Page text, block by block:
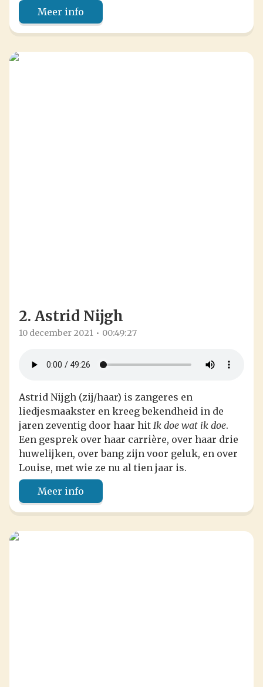
Meer info
2. Astrid Nijgh
10 december 2021 00:49:27
Astrid Nijgh (zij/haar) is zangeres en
liedjesmaakster en kreeg bekendheid in de
jaren zeventig door haar hit Ik doe wat ik doe.
Een gesprek over haar carrière, over haar drie
huwelijken, over bang zijn voor geluk, en over
Louise, met wie ze nu al tien jaar is.
Meer info